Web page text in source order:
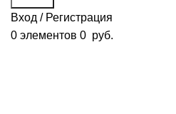
Вход / Регистрация
0 элементов 0 руб.